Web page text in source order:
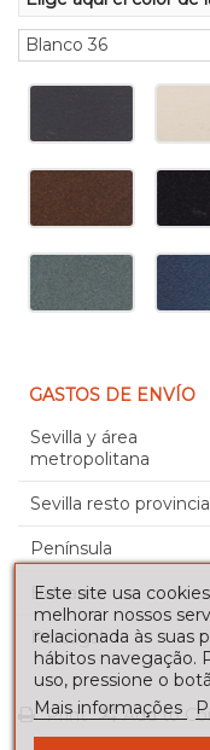
GASTOS DE ENVÍO
Sevilla y área
metropolitana
Sevilla resto provincia
Península
Baleares
Portugal
Print Add to
Este site usa
melhorar nossos
relacionada às suas
hábitos navegação.
uso, pressione o
Mais informações